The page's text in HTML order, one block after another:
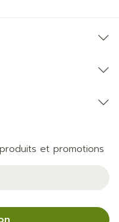
et promotions